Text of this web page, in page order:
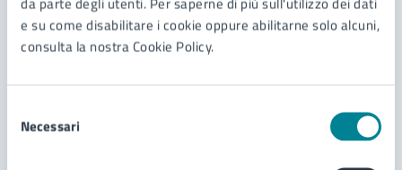
e su come disabilitare i cookie oppure abilitarne solo alcuni,
consulta la nostra Cookie Policy.
delNecessari
Richiesta e costituzione di unione civile
Disposizioni Anticipate di Trattamento (DAT)